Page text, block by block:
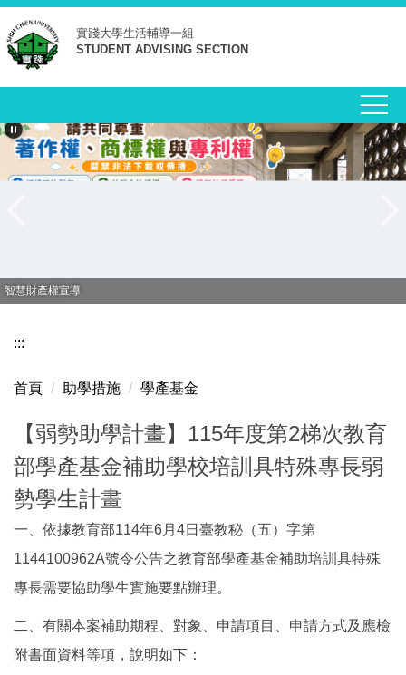
跳
到
主
要
容
區
實踐大學生活輔導一組
STUDENT ADVISING SECTION
智慧財產權宣導
:::
首頁 助學措施 學產基金
【弱勢助學計畫】115年度第2梯次教育
部學產基金補助學校培訓具特殊專長弱
勢學生計畫
一、依據教育部114年6月4日臺教秘（五）字第
1144100962A號令公告之教育部學產基金補助培訓具特殊
專長需要協助學生實施要點辦理。
二、有關本案補助期程、對象、申請項目、申請方式及應檢
附書面資料等項，說明如下：